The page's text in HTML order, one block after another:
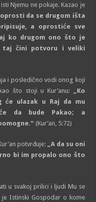
Njemu ne pokaje. Kazao je
da se drugom išta
a oprostiće sve
ko drugom ono što je
taj čini potvoru i veliki
i posledično vodi onog koji
što stoji u Kur’anu:
„Ko
će ulazak u Raj da mu
da bude Pakao; a
(Kur’an, 5:72)
potvrđuje:
„A da su oni
bi im propalo ono što
u svakoj prilici i ljudi Mu se
Istinski Gospodar o kome